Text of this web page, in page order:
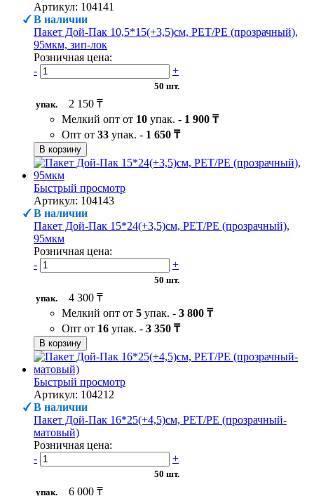
Артикул: 104141
В наличии
Пакет Дой-Пак 10,5*15(+3,5)см, PET/PE (прозрачный),
95мкм, зип-лок
Розничная цена:
-
+
50 шт.
упак.
2 150 ₸
Мелкий опт от 10 упак. - 1 900 ₸
Опт от 33 упак. - 1 650 ₸
В корзину
Быстрый просмотр
Артикул: 104143
В наличии
Пакет Дой-Пак 15*24(+3,5)см, PET/PE (прозрачный),
95мкм
Розничная цена:
-
+
50 шт.
упак.
4 300 ₸
Мелкий опт от 5 упак. - 3 800 ₸
Опт от 16 упак. - 3 350 ₸
В корзину
Быстрый просмотр
Артикул: 104212
В наличии
Пакет Дой-Пак 16*25(+4,5)см, PET/PE (прозрачный-
матовый)
Розничная цена:
-
+
50 шт.
упак.
6 000 ₸